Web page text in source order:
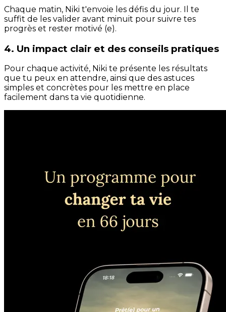
Chaque matin, Niki t'envoie les défis du jour. Il te
suffit de les valider avant minuit pour suivre tes
progrès et rester motivé (e).
4. Un impact clair et des conseils pratiques
Pour chaque activité, Niki te présente les résultats
que tu peux en attendre, ainsi que des astuces
simples et concrètes pour les mettre en place
facilement dans ta vie quotidienne.